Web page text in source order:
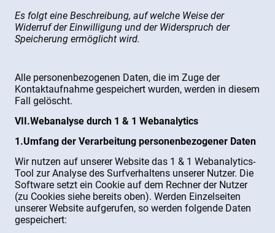
Es folgt eine Beschreibung, auf welche Weise der
Widerruf der Einwilligung und der Widerspruch der
Speicherung ermöglicht wird.
Alle personenbezogenen Daten, die im Zuge der
Kontaktaufnahme gespeichert wurden, werden in diesem
Fall gelöscht.
VII.Webanalyse durch 1 & 1 Webanalytics
1.Umfang der Verarbeitung personenbezogener Daten
Wir nutzen auf unserer Website das 1 & 1 Webanalytics-
Tool zur Analyse des Surfverhaltens unserer Nutzer. Die
Software setzt ein Cookie auf dem Rechner der Nutzer
(zu Cookies siehe bereits oben). Werden Einzelseiten
unserer Website aufgerufen, so werden folgende Daten
gespeichert: